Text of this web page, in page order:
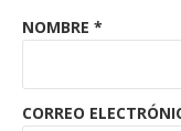
NOMBRE *
CORREO